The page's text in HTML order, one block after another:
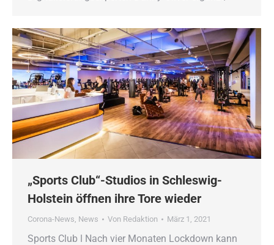
„Sports Club“-Studios in Schleswig-
Holstein öffnen ihre Tore wieder
Corona-News News Von Redaktion März 1, 2021
Sports Club ǀ Nach vier Monaten Lockdown kann